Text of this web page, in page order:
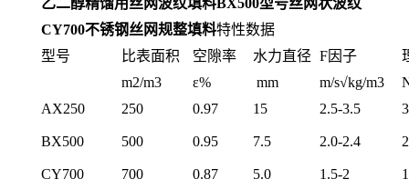
乙二醇精馏用丝网波纹填料BX500型号丝网状波纹
CY700不锈钢丝网规整填料特性数据
型号
比表面积
m2/m3
空隙率
ε%
水力直径
mm
F因子
m/s√kg/m3
AX250
250 0.97 15 2.5-3.5
BX500 500 0.95 7.5 2.0-2.4
CY700 700 0.87 5.0 1.5-2